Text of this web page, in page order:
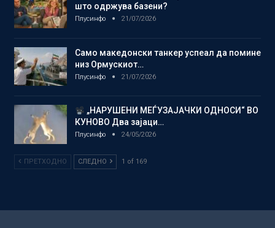
што одржува базени?
Плусинфо 21/07/2026
Само македонски танкер успеал да помине
низ Ормускиот…
Плусинфо 21/07/2026
„НАРУШЕНИ МЕЃУЗАЈАЧКИ ОДНОСИ“ ВО
КУНОВО Два зајаци…
Плусинфо 24/05/2026
ПРЕТХОДНО СЛЕДНО 1 of 169